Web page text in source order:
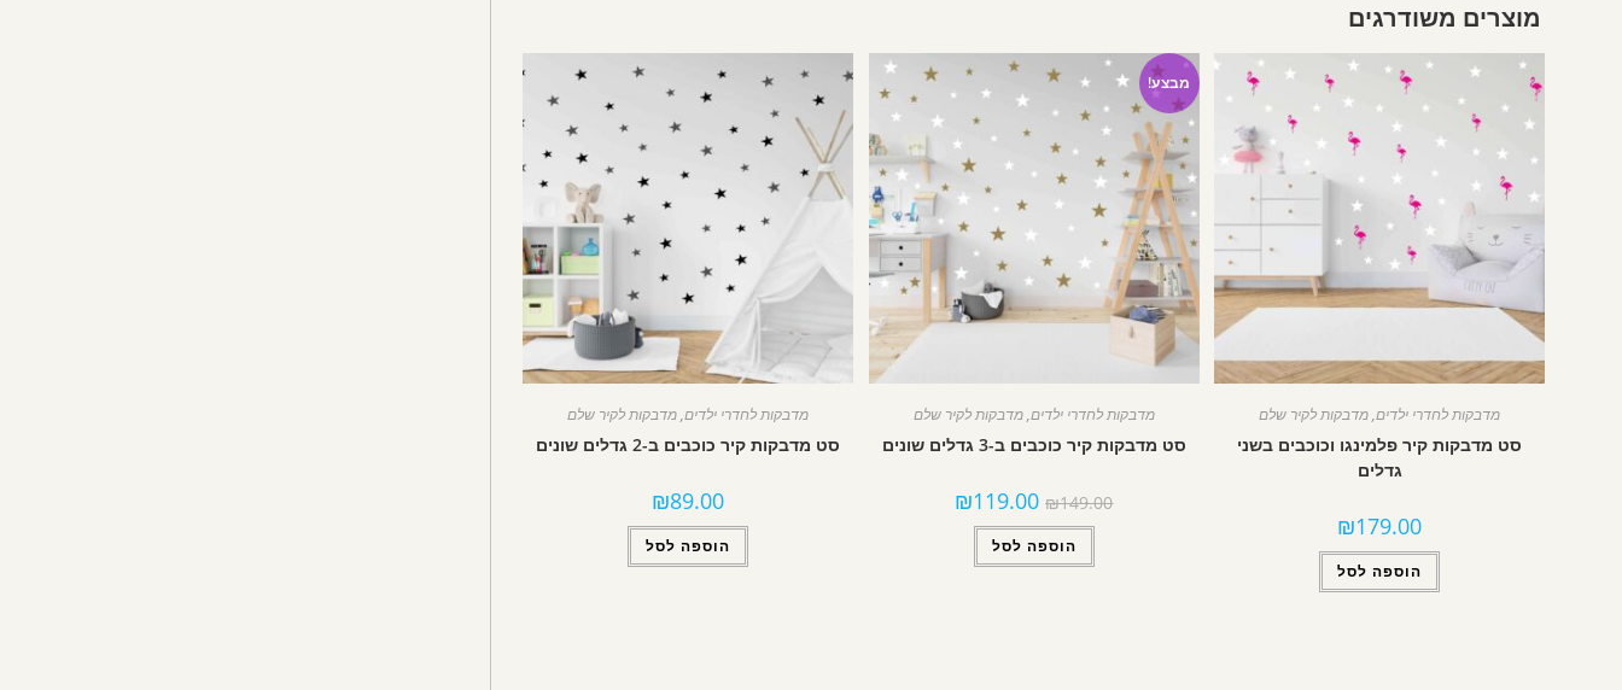
מוצרים משודרגים
מדבקות לחדרי ילדים,מדבקות לקיר שלם
סט מדבקות קיר כוכבים ב-2 גדלים שונים
₪89.00
הוספה לסל
מבצע!
מדבקות לחדרי ילדים,מדבקות לקיר שלם
סט מדבקות קיר כוכבים ב-3 גדלים שונים
₪149.00
₪119.00
הוספה לסל
מדבקות לחדרי ילדים,מדבקות לקיר שלם
סט מדבקות קיר פלמינגו וכוכבים בשני
גדלים
₪179.00
הוספה לסל